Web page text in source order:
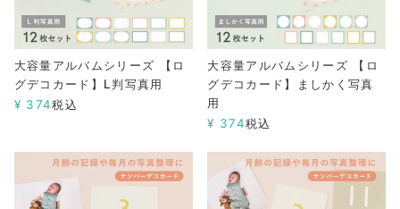
大容量アルバムシリーズ 【ロ
グデコカード】L判写真用
¥ 374税込
大容量アルバムシリーズ 【ロ
グデコカード】ましかく写真
用
¥ 374税込